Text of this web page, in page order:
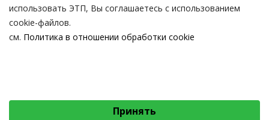
Контакты
Возникли вопросы?
© 2026 Коммунальное консалтинговое унитарное предприятие
использовать ЭТП, Вы соглашаетесь с использованием
cookie-файлов.
см. Политика в отношении обработки cookie
Принять